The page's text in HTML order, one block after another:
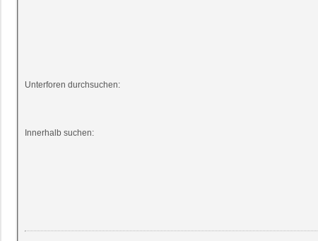
Unterforen durchsuchen:
Innerhalb suchen: